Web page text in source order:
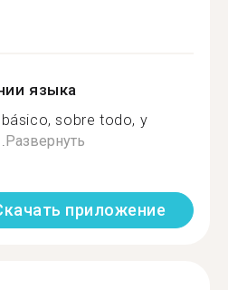
языка
sobre todo, y
Развернуть
приложение